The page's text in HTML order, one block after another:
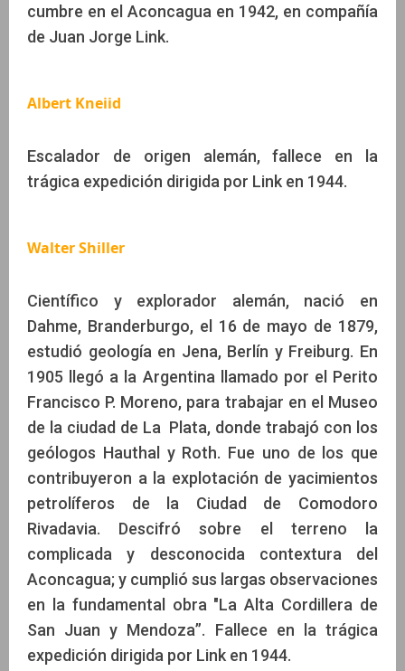
cumbre en el Aconcagua en 1942, en compañía
de Juan Jorge Link.
Albert Kneiid
Escalador de origen alemán, fallece en la
trágica expedición dirigida por Link en 1944.
Walter Shiller
Científico y explorador alemán, nació en
Dahme, Branderburgo, el 16 de mayo de 1879,
estudió geología en Jena, Berlín y Freiburg. En
1905 llegó a la Argentina llamado por el Perito
Francisco P. Moreno, para trabajar en el Museo
de la ciudad de La Plata, donde trabajó con los
geólogos Hauthal y Roth. Fue uno de los que
contribuyeron a la explotación de yacimientos
petrolíferos de la Ciudad de Comodoro
Rivadavia. Descifró sobre el terreno la
complicada y desconocida contextura del
Aconcagua; y cumplió sus largas observaciones
en la fundamental obra "La Alta Cordillera de
San Juan y Mendoza”. Fallece en la trágica
expedición dirigida por Link en 1944.